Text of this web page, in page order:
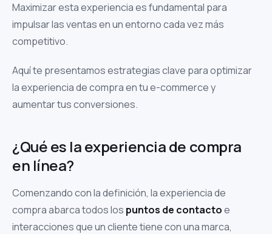
Maximizar esta experiencia es fundamental para
impulsar las ventas en un entorno cada vez más
competitivo.
Aquí te presentamos estrategias clave para optimizar
la experiencia de compra en tu e-commerce y
aumentar tus conversiones.
¿Qué es la experiencia de compra
en línea?
Comenzando con la definición, la experiencia de
compra abarca todos los puntos de contactoe
interacciones que un cliente tiene con una marca,